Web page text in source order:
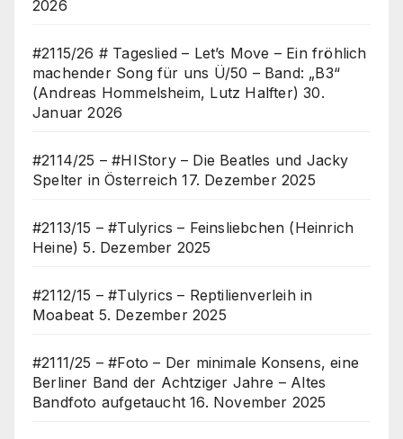
2026
#2115/26 # Tageslied – Let’s Move – Ein fröhlich
machender Song für uns Ü/50 – Band: „B3“
(Andreas Hommelsheim, Lutz Halfter) 30.
Januar 2026
#2114/25 – #HIStory – Die Beatles und Jacky
Spelter in Österreich 17. Dezember 2025
#2113/15 – #Tulyrics – Feinsliebchen (Heinrich
Heine) 5. Dezember 2025
#2112/15 – #Tulyrics – Reptilienverleih in
Moabeat 5. Dezember 2025
#2111/25 – #Foto – Der minimale Konsens, eine
Berliner Band der Achtziger Jahre – Altes
Bandfoto aufgetaucht 16. November 2025